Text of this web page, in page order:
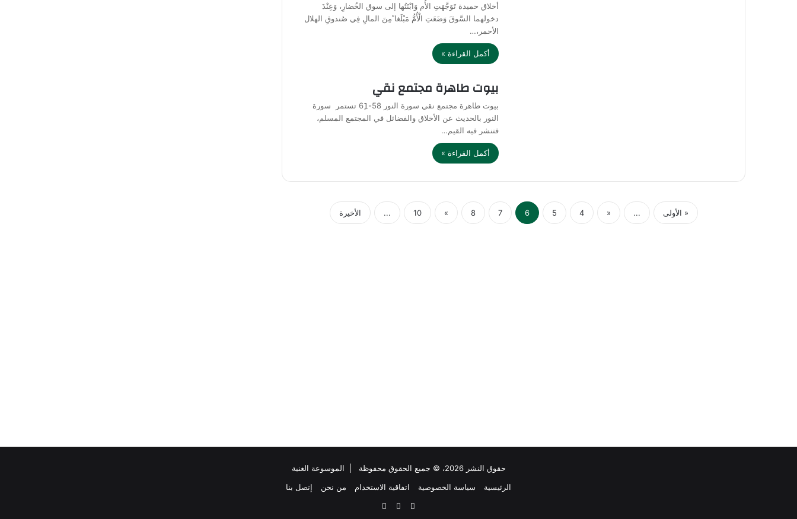
أخلاق حميدة تَوَجَّهَتِ الأُم وَابْنَتُها إلى سوق الخُضارِ، وَعِنْدَ
دخولهما السَّوقَ وَضَعَتِ الْأُمُّ مَبْلَغا ًمِنَ المالِ فِي صُندوقِ الهلال
الأحمر،…
أكمل القراءة »
بيوت طاهرة مجتمع نقي
بيوت طاهرة مجتمع نقي سورة النور 58-61ِ تستمر سورة
النور بالحديث عن الأخلاق والفضائل في المجتمع المسلم،
فتنشر فيه القيم…
أكمل القراءة »
« الأولى ...
«
4
5
6
7
8
»
10
... الأخيرة
حقوق النشر 2026، © جميع الحقوق محفوظة |
الموسوعة الغنية
الرئيسية
سياسة الخصوصية اتفاقية الاستخدام من نحن
إتصل بنا
فيسبوك
تويتر